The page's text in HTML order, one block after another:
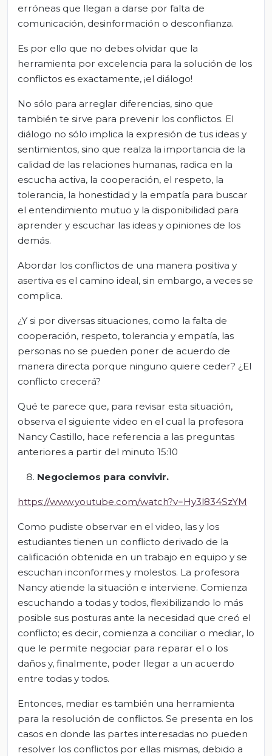
erróneas que llegan a darse por falta de
comunicación, desinformación o desconfianza.
Es por ello que no debes olvidar que la
herramienta por excelencia para la solución de los
conflictos es exactamente, ¡el diálogo!
No sólo para arreglar diferencias, sino que
también te sirve para prevenir los conflictos. El
diálogo no sólo implica la expresión de tus ideas y
sentimientos, sino que realza la importancia de la
calidad de las relaciones humanas, radica en la
escucha activa, la cooperación, el respeto, la
tolerancia, la honestidad y la empatía para buscar
el entendimiento mutuo y la disponibilidad para
aprender y escuchar las ideas y opiniones de los
demás.
Abordar los conflictos de una manera positiva y
asertiva es el camino ideal, sin embargo, a veces se
complica.
¿Y si por diversas situaciones, como la falta de
cooperación, respeto, tolerancia y empatía, las
personas no se pueden poner de acuerdo de
manera directa porque ninguno quiere ceder? ¿El
conflicto crecerá?
Qué te parece que, para revisar esta situación,
observa el siguiente video en el cual la profesora
Nancy Castillo, hace referencia a las preguntas
anteriores a partir del minuto 15:10
Negociemos para convivir.
https://www.youtube.com/watch?v=Hy3l834SzYM
Como pudiste observar en el video, las y los
estudiantes tienen un conflicto derivado de la
calificación obtenida en un trabajo en equipo y se
escuchan inconformes y molestos. La profesora
Nancy atiende la situación e interviene. Comienza
escuchando a todas y todos, flexibilizando lo más
posible sus posturas ante la necesidad que creó el
conflicto; es decir, comienza a conciliar o mediar, lo
que le permite negociar para reparar el o los
daños y, finalmente, poder llegar a un acuerdo
entre todas y todos.
Entonces, mediar es también una herramienta
para la resolución de conflictos. Se presenta en los
casos en donde las partes interesadas no pueden
resolver los conflictos por ellas mismas, debido a